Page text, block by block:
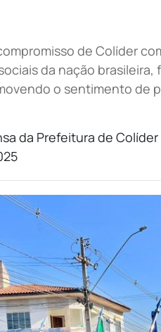
de Colíder
da nação
o sentimento de
da Prefeitura de Colíder